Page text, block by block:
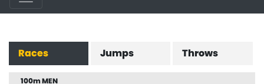
Races Jumps Throws
100m MEN